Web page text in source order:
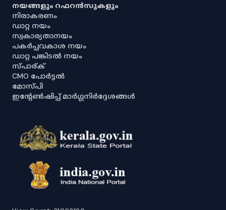
നയങ്ങളും റഫറൻസുകളും
നിരാകരണം
ഡാറ്റ നയം
സ്വകാര്യതാനയം
പകർപ്പവകാശ നയം
ഡാറ്റ പങ്കിടൽ നയം
സ്പാര്ക്
CMO പോർട്ടൽ
മോസ്പി
ഇൻ്റേൺഷിപ്പ് മാർഗ്ഗനിർദ്ദേശങ്ങൾ